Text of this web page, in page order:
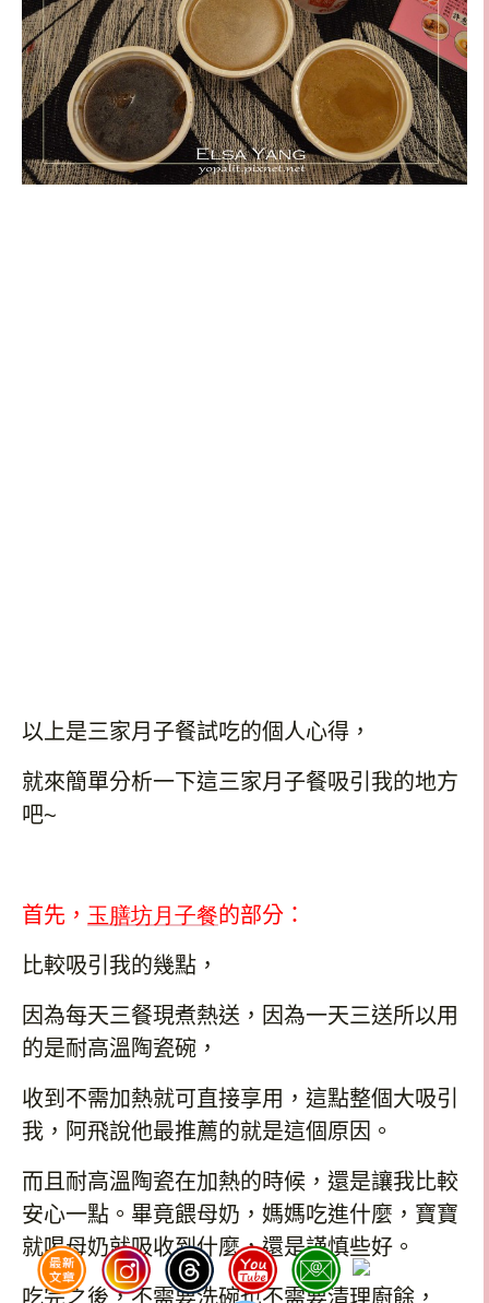
以上是三家月子餐試吃的個人心得，
就來簡單分析一下這三家月子餐吸引我的地方
吧~
首先， 玉膳坊月子餐的部分：
比較吸引我的幾點，
因為每天三餐現煮熱送，因為一天三送所以用
的是耐高溫陶瓷碗，
收到不需加熱就可直接享用 ， 這點整個大吸引
我，阿飛說他最推薦的就是這個原因。
而且耐高溫陶瓷在加熱的時候，還是讓我比較
安心一點。畢竟餵母奶，媽媽吃進什麼，寶寶
就喝母奶就吸收到什麼，還是謹慎些好。
吃完之後，不需要洗碗也不需要清理廚餘，